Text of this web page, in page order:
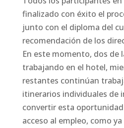
finalizado con éxito el
junto con el diploma del
recomendación de los
En este momento, dos de
trabajando en el hotel,
restantes continúan
itinerarios individuales de
convertir esta
acceso al empleo, como